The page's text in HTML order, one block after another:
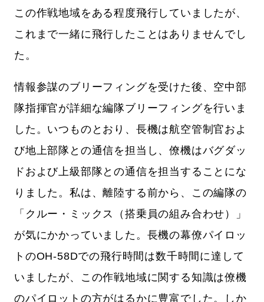
この作戦地域をある程度飛行していましたが、
これまで一緒に飛行したことはありませんでし
た。
情報参謀のブリーフィングを受けた後、空中部
隊指揮官が詳細な編隊ブリーフィングを行いま
した。いつものとおり、長機は航空管制官およ
び地上部隊との通信を担当し、僚機はバグダッ
ドおよび上級部隊との通信を担当することにな
りました。私は、離陸する前から、この編隊の
「クルー・ミックス（搭乗員の組み合わせ）」
が気にかかっていました。長機の幕僚パイロッ
トのOH-58Dでの飛行時間は数千時間に達して
いましたが、この作戦地域に関する知識は僚機
のパイロットの方がはるかに豊富でした。しか